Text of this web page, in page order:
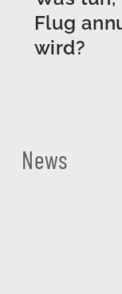
Flug
wird?
News